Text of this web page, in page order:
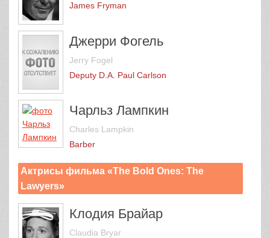
James Fryman
Джерри Фогель
Jerry Fogel
Deputy D.A. Paul Carlson
Чарльз Лампкин
Charles Lampkin
Barber
Актрисы фильма «The Bold Ones: The
Lawyers»
Клодия Брайар
Claudia Bryar